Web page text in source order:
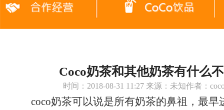
Coco奶茶和其他奶茶有什么
时间：2018-08-31 11:27 来源：未知作者：
coco奶茶可以说是所有奶茶的鼻祖，最早